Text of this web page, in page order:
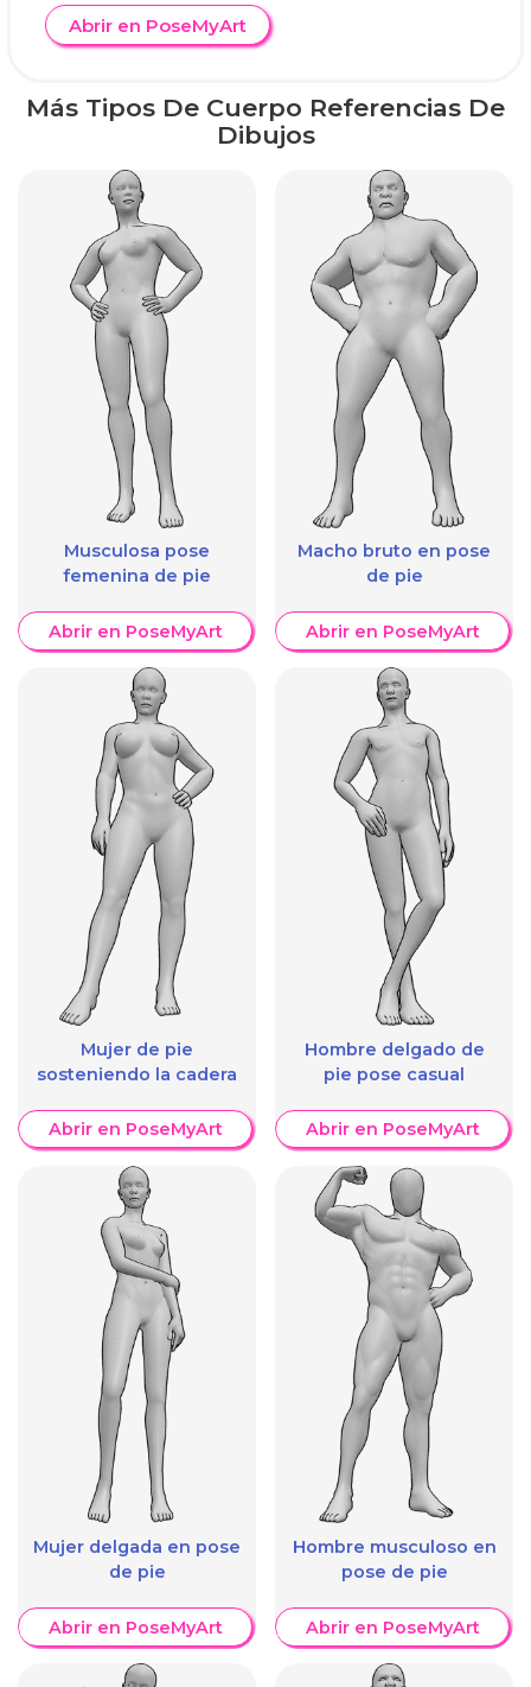
Abrir en PoseMyArt
Más Tipos De Cuerpo Referencias De
Dibujos
Musculosa pose
femenina de pie
Abrir en PoseMyArt
Mujer de pie
sosteniendo la cadera
Abrir en PoseMyArt
Mujer delgada en pose
de pie
Abrir en PoseMyArt
Macho bruto en pose
de pie
Abrir en PoseMyArt
Hombre delgado de
pie pose casual
Abrir en PoseMyArt
Hombre musculoso en
pose de pie
Abrir en PoseMyArt